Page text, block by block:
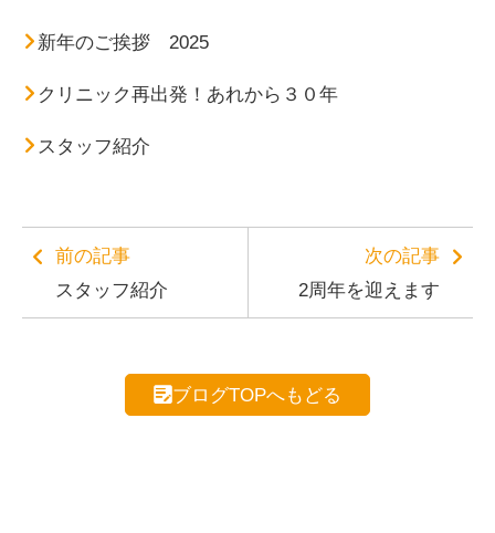
新年のご挨拶 2025
クリニック再出発！あれから３０年
スタッフ紹介
前の記事
スタッフ紹介
次の記事
2周年を迎えます
ブログTOPへもどる